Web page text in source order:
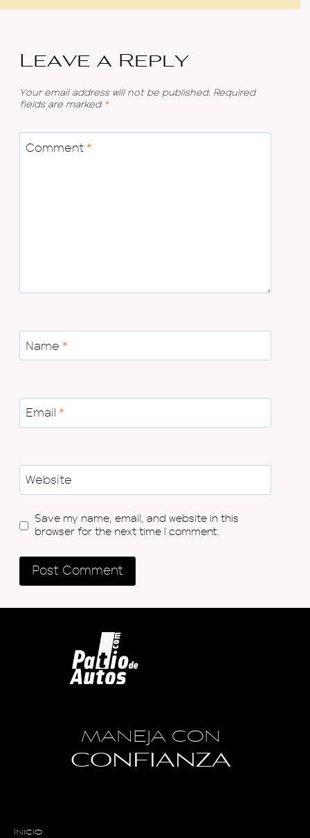
Leave a Reply
Your email address will not be published. Required
fields are marked *
Comment *
Name *
Email *
Website
Save my name, email, and website in this
browser for the next time I comment.
MANEJA CON
CONFIANZA
Inicio